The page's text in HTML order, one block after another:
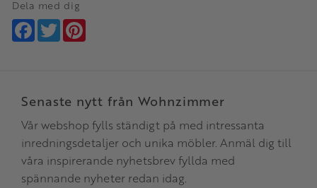
Dela med dig
Facebook
Twitter
Senaste nytt från Wohnzimmer
Vår webshop fylls ständigt på med intressanta
inredningsdetaljer och unika möbler. Anmäl dig till
våra inspirerande nyhetsbrev fyllda med
spännande nyheter redan idag.